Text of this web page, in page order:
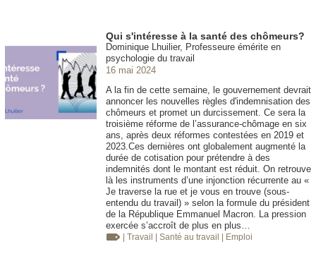
Qui s'intéresse à la santé des chômeurs?
Dominique Lhuilier, Professeure émérite en
psychologie du travail
16 mai 2024
A la fin de cette semaine, le gouvernement devrait
annoncer les nouvelles règles d'indemnisation des
chômeurs et promet un durcissement. Ce sera la
troisième réforme de l’assurance-chômage en six
ans, après deux réformes contestées en 2019 et
2023.Ces dernières ont globalement augmenté la
durée de cotisation pour prétendre à des
indemnités dont le montant est réduit. On retrouve
là les instruments d’une injonction récurrente au «
Je traverse la rue et je vous en trouve (sous-
entendu du travail) » selon la formule du président
de la République Emmanuel Macron. La pression
exercée s’accroît de plus en plus…
| Travail | Santé au travail | Emploi